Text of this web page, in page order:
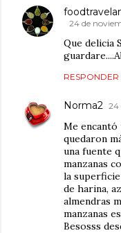
24 de
Que delicia
RESPONDER
Norma2 24
Me encantó
quedaron
una fuente
manzanas
la
de harina,
almendras
manzanas
Besosss